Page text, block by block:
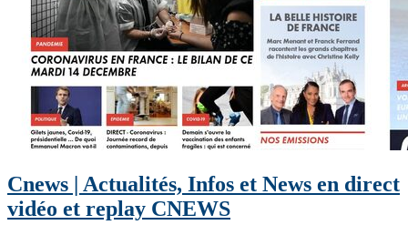
Cnews | Actualités, Infos et News en direct
vidéo et replay CNEWS